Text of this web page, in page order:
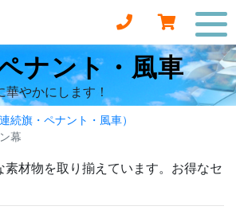
ナント・風車
やかにします！
続旗・ペナント・風車）
幕
素材物を取り揃えています。お得なセ